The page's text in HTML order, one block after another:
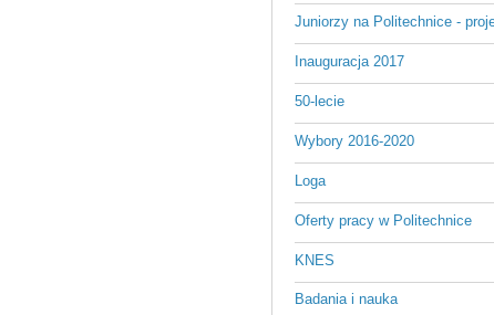
Juniorzy na Politechnice -
Inauguracja 2017
50-lecie
Wybory 2016-2020
Loga
Oferty pracy w Politechnice
KNES
Badania i nauka